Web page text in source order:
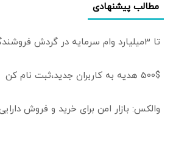
مطالب پیشنهادی
تا 3میلیارد وام سرمایه در گردش فروشندگان
500$ هدیه به کاربران جدید،ثبت نام کن
والکس: بازار امن برای خرید و فروش